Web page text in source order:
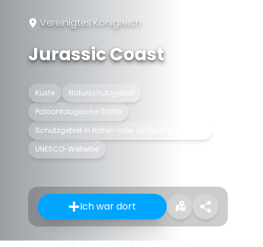
Vereinigtes Königreich
Jurassic Coast
Küste
Naturschutzgebiet
Paläontologische Stätte
Schutzgebiet in Natur- oder Landschaftsschutz
UNESCO-Welterbe
Ich war dort